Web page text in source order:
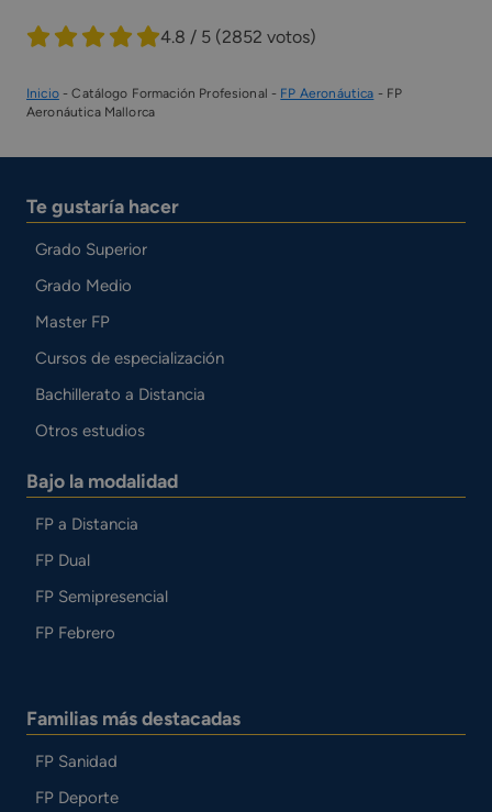
4.8 / 5 (2852 votos)
Inicio-Catálogo Formación Profesional - FP Aeronáutica - FP
Aeronáutica Mallorca
Te gustaría hacer
Grado Superior
Grado Medio
Master FP
Cursos de especialización
Bachillerato a Distancia
Otros estudios
Bajo la modalidad
FP a Distancia
FP Dual
FP Semipresencial
FP Febrero
Familias más destacadas
FP Sanidad
FP Deporte